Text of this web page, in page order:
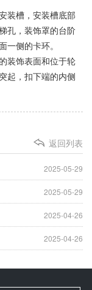
装槽，安装槽底部
孔，装饰罩的台阶
侧的卡环。
装饰表面和位于轮
起，扣下端的内侧
返回列表
2025-05-29
2025-05-29
2025-04-26
2025-04-26